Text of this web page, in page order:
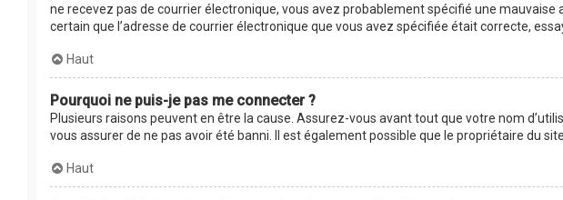
ne recevez pas de courrier électronique, vous avez probablement spécifié une
certain que l’adresse de courrier électronique que vous avez spécifiée était correcte,
Haut
Pourquoi ne puis-je pas me connecter ?
Plusieurs raisons peuvent en être la cause. Assurez-vous avant tout que votre nom
vous assurer de ne pas avoir été banni. Il est également possible que le propriétaire du
Haut